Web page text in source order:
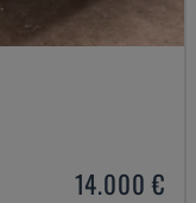
14.000 €